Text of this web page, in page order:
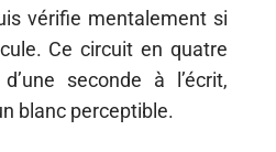
vérifie mentalement si
Ce circuit en quatre
seconde à l’écrit,
blanc perceptible.